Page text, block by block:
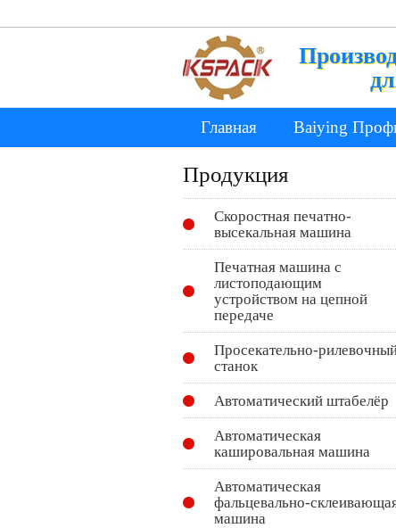
Главная Baiying
Продукция
Скоростная печатно-
высекальная машина
Печатная машина с
листоподающим
устройством на цепной
передаче
Просекательно-
станок
Автоматический штабелёр
Автоматическая
кашировальная машина
Автоматическая
фальцевально-
машина